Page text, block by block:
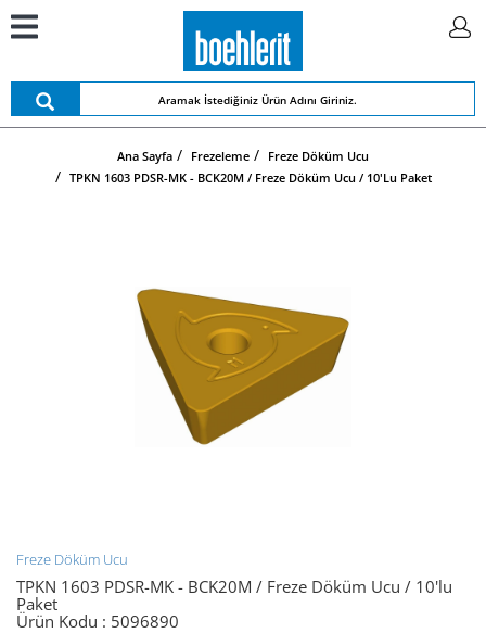
Ana Sayfa Frezeleme
Freze Döküm Ucu
TPKN 1603 PDSR-MK - BCK20M / Freze Döküm Ucu / 10'lu Paket
Freze Döküm Ucu
TPKN 1603 PDSR-MK - BCK20M / Freze Döküm Ucu / 10'lu
Paket
Ürün Kodu : 5096890